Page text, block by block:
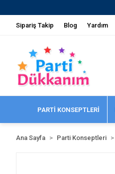
Sipariş Takip Blog Yardım
PARTİ KONSEPTLERİ
Ana Sayfa Parti Konseptleri